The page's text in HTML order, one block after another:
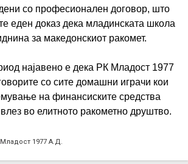
со професионален договор, што
еден доказ дека младинската школа
за македонскиот ракомет.
најавено е дека РК Младост 1977
со сите домашни играчи кои
на финансиските средства
во елитното ракометно друштво.
Младост 1977 А.Д.